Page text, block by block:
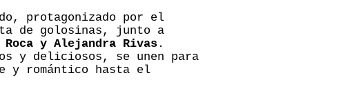
protagonizado por el
de golosinas, junto a
y Alejandra Rivas .
y deliciosos, se unen para
y romántico hasta el